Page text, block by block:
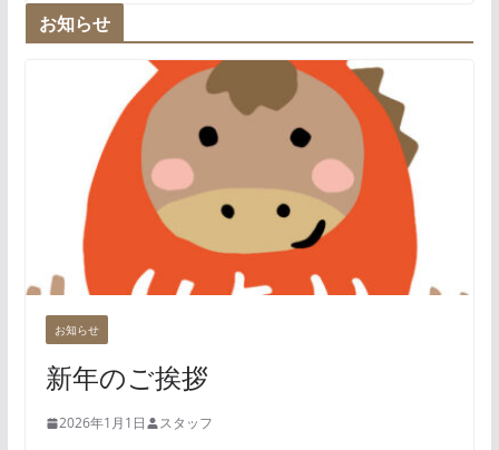
お知らせ
お知らせ
新年のご挨拶
2026年1月1日 スタッフ